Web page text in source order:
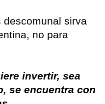
descomunal sirva
no para
invertir, sea
se encuentra con